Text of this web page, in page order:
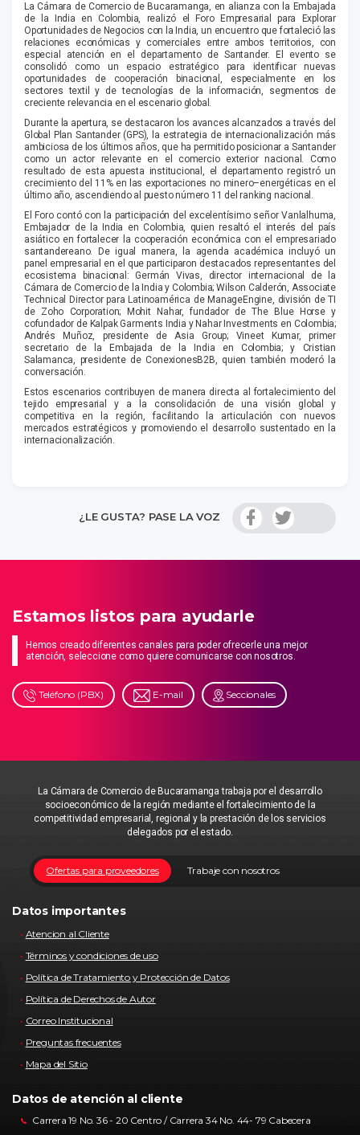
La Cámara de Comercio de Bucaramanga, en alianza con la Embajada
de la India en Colombia, realizó el Foro Empresarial para Explorar
Oportunidades de Negocios con la India, un encuentro que fortaleció las
relaciones económicas y comerciales entre ambos territorios, con
especial atención en el departamento de Santander. El evento se
consolidó como un espacio estratégico para identificar nuevas
oportunidades de cooperación binacional, especialmente en los
sectores textil y de tecnologías de la información, segmentos de
creciente relevancia en el escenario global.
Durante la apertura, se destacaron los avances alcanzados a través del
Global Plan Santander (GPS), la estrategia de internacionalización más
ambiciosa de los últimos años, que ha permitido posicionar a Santander
como un actor relevante en el comercio exterior nacional. Como
resultado de esta apuesta institucional, el departamento registró un
crecimiento del 11% en las exportaciones no minero–energéticas en el
último año, ascendiendo al puesto número 11 del ranking nacional.
El Foro contó con la participación del excelentísimo señor Vanlalhuma,
Embajador de la India en Colombia, quien resaltó el interés del país
asiático en fortalecer la cooperación económica con el empresariado
santandereano. De igual manera, la agenda académica incluyó un
panel empresarial en el que participaron destacados representantes del
ecosistema binacional: Germán Vivas, director internacional de la
Cámara de Comercio de la India y Colombia; Wilson Calderón, Associate
Technical Director para Latinoamérica de ManageEngine, división de TI
de Zoho Corporation; Mohit Nahar, fundador de The Blue Horse y
cofundador de Kalpak Garments India y Nahar Investments en Colombia;
Andrés Muñoz, presidente de Asia Group; Vineet Kumar, primer
secretario de la Embajada de la India en Colombia; y Cristian
Salamanca, presidente de ConexionesB2B, quien también moderó la
conversación.
Estos escenarios contribuyen de manera directa al fortalecimiento del
tejido empresarial y a la consolidación de una visión global y
competitiva en la región, facilitando la articulación con nuevos
mercados estratégicos y promoviendo el desarrollo sustentado en la
internacionalización.
¿LE GUSTA? PASE LA VOZ
Estamos listos para ayudarle
Hemos creado diferentes canales para poder ofrecerle una mejor
atención, seleccione como quiere comunicarse con nosotros.
Teléfono (PBX) E-mail Seccionales
La Cámara de Comercio de Bucaramanga trabaja por el desarrollo
socioeconómico de la región mediante el fortalecimiento de la
competitividad empresarial, regional y la prestación de los servicios
delegados por el estado.
Trabaje con nosotros
Ofertas para proveedores
Datos importantes
Atencion al Cliente
Términos y condiciones de uso
Política de Tratamiento y Protección de Datos
Política de Derechos de Autor
Correo Institucional
Preguntas frecuentes
Mapa del Sitio
Datos de atención al cliente
Carrera 19 No. 36 - 20 Centro / Carrera 34 No. 44- 79 Cabecera